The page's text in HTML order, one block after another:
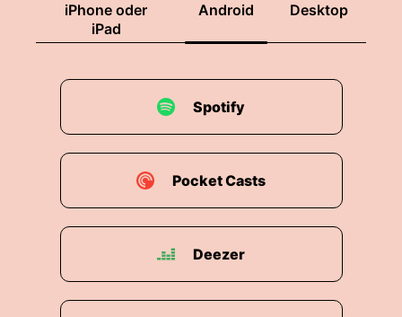
iPhone oder
iPad
Android Desktop
Spotify
Pocket Casts
Deezer